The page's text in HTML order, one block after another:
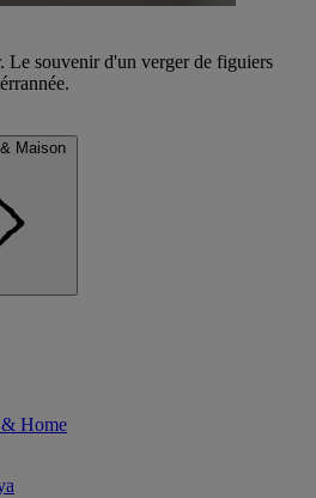
Le souvenir d'un verger de figuiers
Maison
Home